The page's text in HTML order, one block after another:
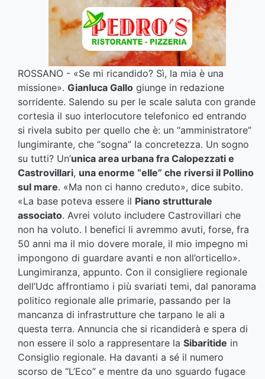
ROSSANO - «Se mi ricandido? Sì, la mia è una
missione». Gianluca Gallo giunge in redazione
sorridente. Salendo su per le scale saluta con grande
cortesia il suo interlocutore telefonico ed entrando
si rivela subito per quello che è: un “amministratore”
lungimirante, che “sogna” la concretezza. Un sogno
su tutti? Un’unica area urbana fra Calopezzati e
Castrovillari, una enorme “elle” che riversi il Pollino
sul mare. «Ma non ci hanno creduto», dice subito.
«La base poteva essere il Piano strutturale
associato. Avrei voluto includere Castrovillari che
non ha voluto. I benefici li avremmo avuti, forse, fra
50 anni ma il mio dovere morale, il mio impegno mi
impongono di guardare avanti e non all’orticello».
Lungimiranza, appunto. Con il consigliere regionale
dell’Udc affrontiamo i più svariati temi, dal panorama
politico regionale alle primarie, passando per la
mancanza di infrastrutture che tarpano le ali a
questa terra. Annuncia che si ricandiderà e spera di
non essere il solo a rappresentare la Sibaritide in
Consiglio regionale. Ha davanti a sé il numero
scorso de “L’Eco” e mentre da uno sguardo fugace